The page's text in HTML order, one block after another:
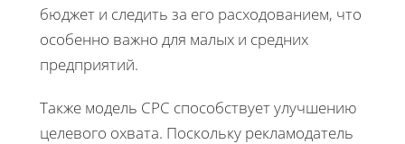
бюджет и следить за его расходованием, что
особенно важно для малых и средних
предприятий.
Также модель CPC способствует улучшению
целевого охвата. Поскольку рекламодатель